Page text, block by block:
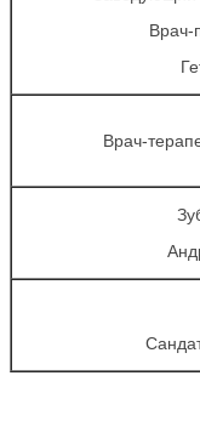
Врач-
Врач-